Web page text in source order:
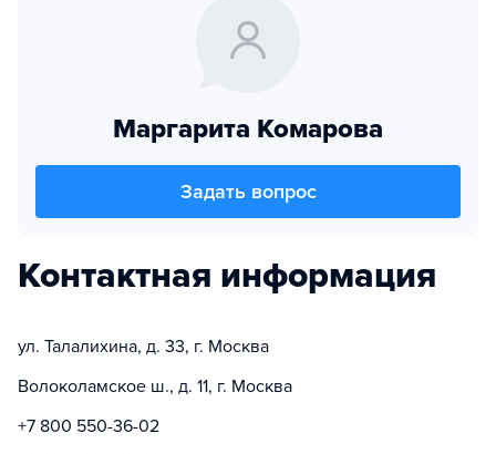
Маргарита Комарова
Задать вопрос
Контактная информация
ул. Талалихина, д. 33, г. Москва
Волоколамское ш., д. 11, г. Москва
+7 800 550-36-02